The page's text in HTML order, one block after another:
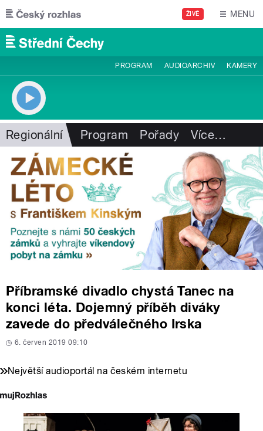
Přejít k hlavnímu obsahu
ŽIVĚ MENU
PROGRAM AUDIOARCHIV KAMERY
Regionální Program Pořady Více…
Příbramské divadlo chystá Tanec na
konci léta. Dojemný příběh diváky
zavede do předválečného Irska
6. červen 2019 09:10
Největší audioportál na českém internetu